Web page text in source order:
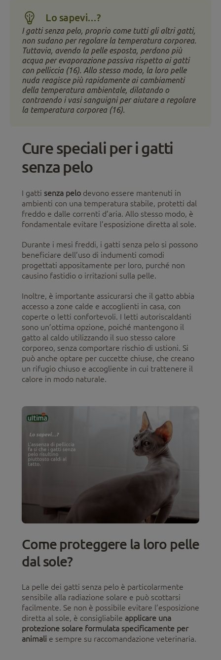
Lo sapevi…?
I gatti senza pelo, proprio come tutti gli altri gatti,
non sudano per regolare la temperatura corporea.
Tuttavia, avendo la pelle esposta, perdono più
acqua per evaporazione passiva rispetto ai gatti
con pelliccia (16). Allo stesso modo, la loro pelle
nuda reagisce più rapidamente ai cambiamenti
della temperatura ambientale, dilatando o
contraendo i vasi sanguigni per aiutare a regolare
la temperatura corporea (16).
Cure speciali per i gatti
senza pelo
I gatti senza pelo devono essere mantenuti in
ambienti con una temperatura stabile, protetti dal
freddo e dalle correnti d’aria. Allo stesso modo, è
fondamentale evitare l’esposizione diretta al sole.
Durante i mesi freddi, i gatti senza pelo si possono
beneficiare dell’uso di indumenti comodi
progettati appositamente per loro, purché non
causino fastidio o irritazioni sulla pelle.
Inoltre, è importante assicurarsi che il gatto abbia
accesso a zone calde e accoglienti in casa, con
coperte o letti confortevoli. I letti autoriscaldanti
sono un’ottima opzione, poiché mantengono il
gatto al caldo utilizzando il suo stesso calore
corporeo, senza comportare rischio di ustioni. Si
può anche optare per cuccette chiuse, che creano
un rifugio chiuso e accogliente in cui trattenere il
calore in modo naturale.
Come proteggere la loro pelle
dal sole?
La pelle dei gatti senza pelo è particolarmente
sensibile alla radiazione solare e può scottarsi
facilmente. Se non è possibile evitare l’esposizione
diretta al sole, è consigliabile applicare una
protezione solare formulata specificamente per
animali e sempre su raccomandazione veterinaria.